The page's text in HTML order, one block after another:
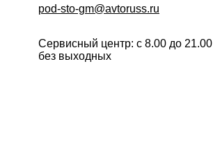
pod-sto-gm@avtoruss.ru
Сервисный центр: с 8.00 до 21.00
без выходных